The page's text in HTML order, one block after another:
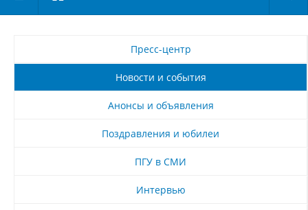
Пресс-центр
Новости и события
Анонсы и объявления
Поздравления и юбилеи
ПГУ в СМИ
Интервью